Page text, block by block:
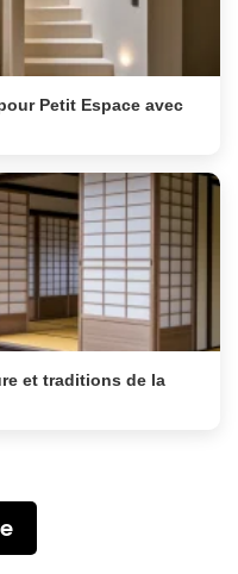
Petit Espace avec
et traditions de la